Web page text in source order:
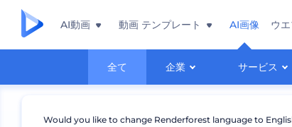
AI動画 動画 テンプレート AI画像
全て 企業 サービス
ウ
Would you like to change Renderforest language to